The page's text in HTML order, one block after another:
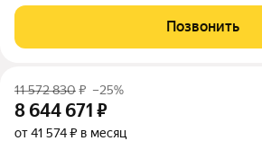
Общая площадь составляет 26.49 кв. м.
отделкой. Жилой комплекс
Позвонить
11 572 830₽ –25%
8 644 671 ₽
от 41 574 ₽ в месяц